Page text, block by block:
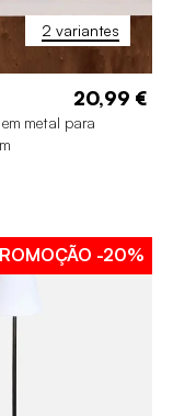
2 variantes
20,99 €
metal para
-20%